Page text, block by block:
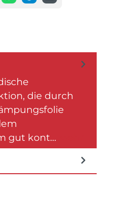
die durch
gut kont…